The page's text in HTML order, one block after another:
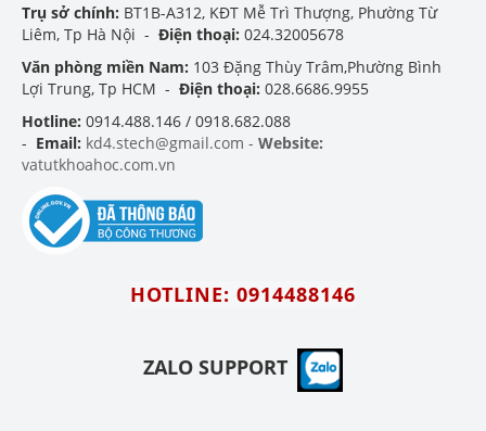
Trụ sở chính: BT1B-A312, KĐT Mễ Trì Thượng, Phường Từ
Liêm, Tp Hà Nội - Điện thoại: 024.32005678
Văn phòng miền Nam: 103 Đặng Thùy Trâm,Phường Bình
Lợi Trung, Tp HCM - Điện thoại: 028.6686.9955
Hotline: 0914.488.146 / 0918.682.088
- Email: kd4.stech@gmail.com - Website:
vatutkhoahoc.com.vn
HOTLINE: 0914488146
ZALO SUPPORT